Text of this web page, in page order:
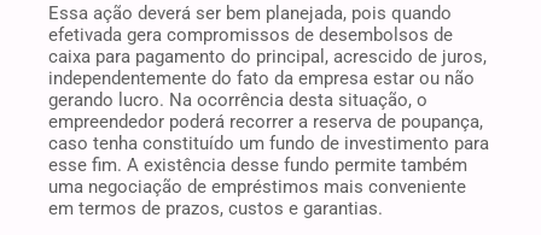
Essa ação deverá ser bem planejada, pois quando
efetivada gera compromissos de desembolsos de
caixa para pagamento do principal, acrescido de juros,
independentemente do fato da empresa estar ou não
gerando lucro. Na ocorrência desta situação, o
empreendedor poderá recorrer a reserva de poupança,
caso tenha constituído um fundo de investimento para
esse fim. A existência desse fundo permite também
uma negociação de empréstimos mais conveniente
em termos de prazos, custos e garantias.